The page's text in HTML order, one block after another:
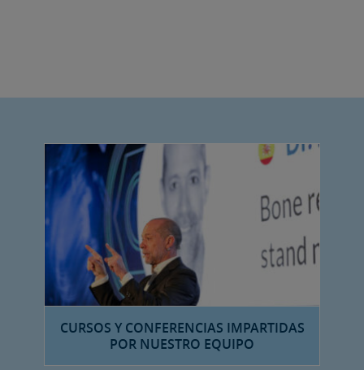
CURSOS Y CONFERENCIAS IMPARTIDAS
POR NUESTRO EQUIPO